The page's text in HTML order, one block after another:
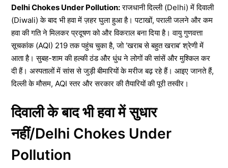
Delhi Chokes Under Pollution:राजधानी दिल्ली (Delhi) में दिवाली
(Diwali) के बाद भी हवा में ज़हर घुला हुआ है। पटाखों, पराली जलने और कम
हवा की गति ने मिलकर प्रदूषण को और विकराल बना दिया है। वायु गुणवत्ता
सूचकांक (AQI) 219 तक पहुंच चुका है, जो ‘खराब से बहुत खराब’ श्रेणी में
आता है। सुबह-शाम की हल्की ठंड और धुंध ने लोगों की सांसें और मुश्किल कर
दी हैं। अस्पतालों में सांस से जुड़ी बीमारियों के मरीज बढ़ रहे हैं। आइए जानते हैं,
दिल्ली के मौसम, AQI स्तर और सरकार की तैयारियों की पूरी तस्वीर।
दिवाली के बाद भी हवा में सुधार
नहीं/Delhi Chokes Under
Pollution